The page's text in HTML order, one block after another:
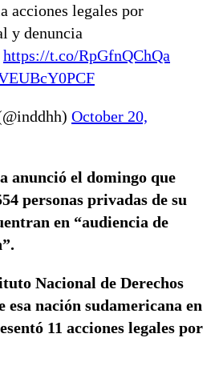
acciones legales por
y denuncia
https://t.co/RpGfnQChQa
October 20,
anunció el domingo que
personas privadas de su
en “audiencia de
Nacional de Derechos
nación sudamericana en
11 acciones legales por